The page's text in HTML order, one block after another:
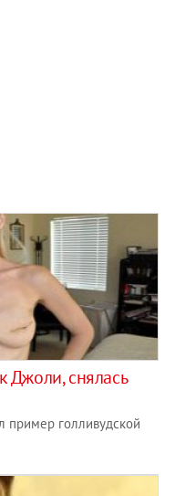
Джоли, снялась
пример голливудской